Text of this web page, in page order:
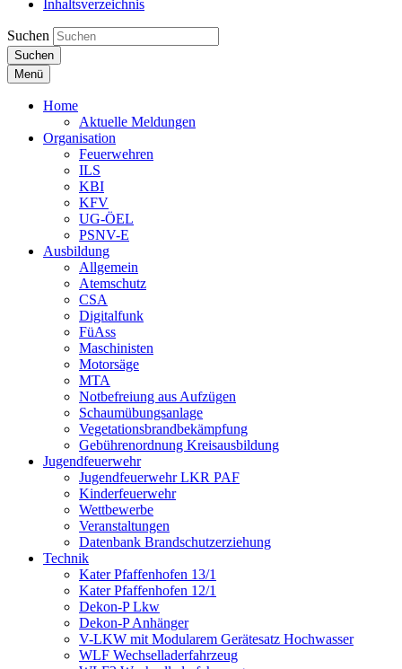
Inhaltsverzeichnis
Suchen
Suchen
Menü
Home
Aktuelle Meldungen
Organisation
Feuerwehren
ILS
KBI
KFV
UG-ÖEL
PSNV-E
Ausbildung
Allgemein
Atemschutz
CSA
Digitalfunk
FüAss
Maschinisten
Motorsäge
MTA
Notbefreiung aus Aufzügen
Schaumübungsanlage
Vegetationsbrandbekämpfung
Gebührenordnung Kreisausbildung
Jugendfeuerwehr
Jugendfeuerwehr LKR PAF
Kinderfeuerwehr
Wettbewerbe
Veranstaltungen
Datenbank Brandschutzerziehung
Technik
Kater Pfaffenhofen 13/1
Kater Pfaffenhofen 12/1
Dekon-P Lkw
Dekon-P Anhänger
V-LKW mit Modularem Gerätesatz Hochwasser
WLF Wechselladerfahrzeug